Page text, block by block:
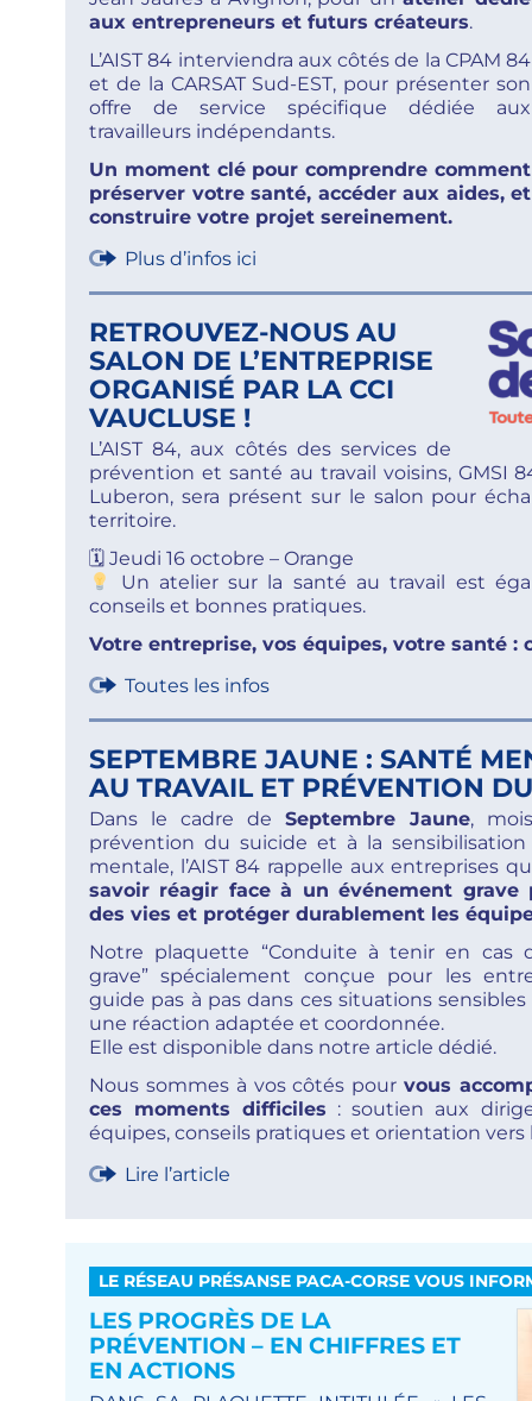
aux entrepreneurs et futurs créateurs.
L’AIST 84 interviendra aux côtés de la CPAM 84
et de la CARSAT Sud-EST, pour présenter son
offre de service spécifique dédiée aux
travailleurs indépendants.
Un moment clé pour comprendre comment
préserver votre santé, accéder aux aides, et
construire votre projet sereinement.
Plus d’infos ici
RETROUVEZ-NOUS AU
SALON DE L’ENTREPRISE
ORGANISÉ PAR LA CCI
VAUCLUSE !
L’AIST 84, aux côtés des services de
prévention et santé au travail voisins, GMSI
Luberon, sera présent sur le salon pour
territoire.
🗓 Jeudi 16 octobre – Orange
Un atelier sur la santé au travail est
conseils et bonnes pratiques.
Votre entreprise, vos équipes, votre santé :
Toutes les infos
SEPTEMBRE JAUNE : SANTÉ
AU TRAVAIL ET PRÉVENTION
Dans le cadre de Septembre Jaune,
prévention du suicide et à la
mentale, l’AIST 84 rappelle aux entreprises
savoir réagir face à un événement grave
des vies et protéger durablement les
Notre plaquette “Conduite à tenir en cas
grave” spécialement conçue pour les
guide pas à pas dans ces situations
une réaction adaptée et coordonnée.
Elle est disponible dans notre article dédié.
Nous sommes à vos côtés pourvous
ces moments difficiles : soutien aux
équipes, conseils pratiques et orientation
Lire l’article
LE RÉSEAU PRÉSANSE PACA-CORSE VOUS
LES PROGRÈS DE LA
PRÉVENTION – EN CHIFFRES ET
EN ACTIONS